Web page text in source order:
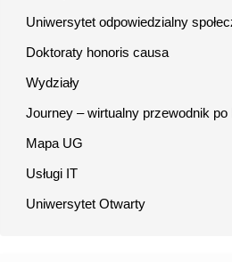
Uniwersytet odpowiedzialny
Doktoraty honoris causa
Wydziały
Journey – wirtualny przewodnik
Mapa UG
Usługi IT
Uniwersytet Otwarty